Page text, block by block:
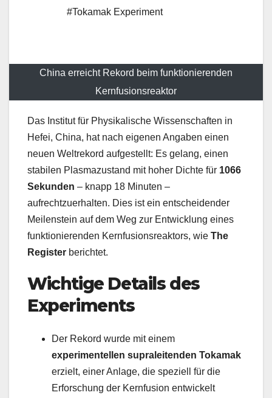
#Tokamak Experiment
China erreicht Rekord beim funktionierenden
Kernfusionsreaktor
Das Institut für Physikalische Wissenschaften in
Hefei, China, hat nach eigenen Angaben einen
neuen Weltrekord aufgestellt: Es gelang, einen
stabilen Plasmazustand mit hoher Dichte für 1066
Sekunden – knapp 18 Minuten –
aufrechtzuerhalten. Dies ist ein entscheidender
Meilenstein auf dem Weg zur Entwicklung eines
funktionierenden Kernfusionsreaktors, wie The
Register berichtet.
Wichtige Details des
Experiments
Der Rekord wurde mit einem
experimentellen supraleitenden Tokamak
erzielt, einer Anlage, die speziell für die
Erforschung der Kernfusion entwickelt